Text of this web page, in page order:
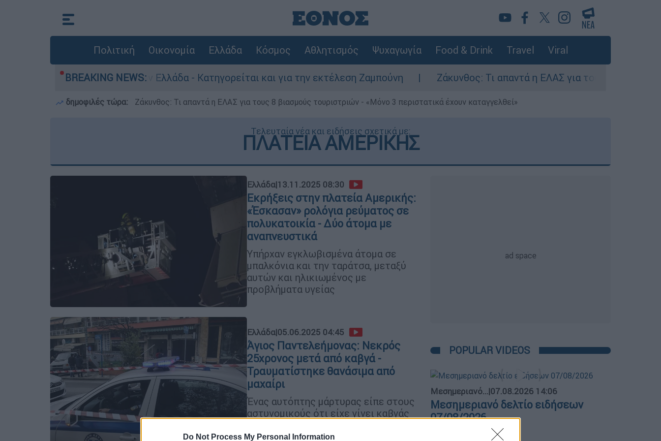
Do Not Process My Personal Information
Πολιτική Οικονομία Ελλάδα Κόσμος Αθλητισμός Ψυχαγωγία Food & Drink Travel Viral
BREAKING NEWS:
ανθρωποκτονίες στην Ελλάδα - Κατηγορείται και για την εκτέλεση Ζαμπούνη Ζάκυνθος: Τι απαντά η ΕΛΑΣ για τους 8 βιασμούς
δημοφιλές τώρα: Ζάκυνθος: Τι απαντά η ΕΛΑΣ για τους 8 βιασμούς τουριστριών - «Μόνο 3 περιστατικά έχουν καταγγελθεί»
Τελευταία νέα και ειδήσεις σχετικά με:
ΠΛΑΤΕΙΑ ΑΜΕΡΙΚΗΣ
Ελλάδα|13.11.2025 08:30
Εκρήξεις στην πλατεία Αμερικής:
«Έσκασαν» ρολόγια ρεύματος σε
πολυκατοικία - Δύο άτομα με
αναπνευστικά
Υπήρχαν εγκλωβισμένα άτομα σε
μπαλκόνια και την ταράτσα, μεταξύ
αυτών και ηλικιωμένος με
προβλήματα υγείας
Ελλάδα|05.06.2025 04:45
Άγιος Παντελεήμονας: Νεκρός
25χρονος μετά από καβγά -
Τραυματίστηκε θανάσιμα από
μαχαίρι
Ένας αυτόπτης μάρτυρας είπε στους
αστυνομικούς ότι είχε γίνει καβγάς
POPULAR VIDEOS
Μεσημεριανό...|07.08.2026 14:06
Μεσημεριανό δελτίο ειδήσεων
07/08/2026